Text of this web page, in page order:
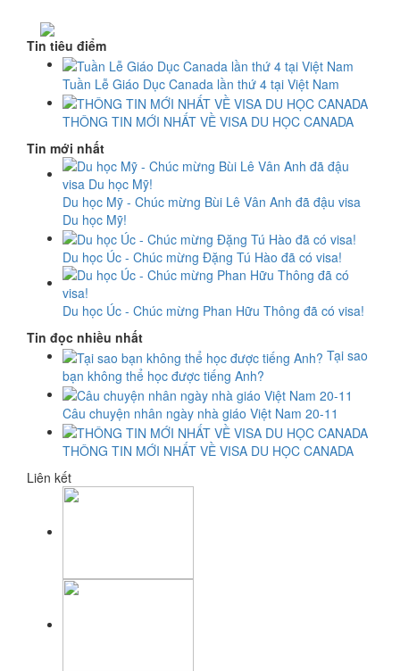
Tin tiêu điểm
Tuần Lễ Giáo Dục Canada lần thứ 4 tại Việt Nam
THÔNG TIN MỚI NHẤT VỀ VISA DU HỌC CANADA
Tin mới nhất
Du học Mỹ - Chúc mừng Bùi Lê Vân Anh đã đậu visa
Du học Mỹ!
Du học Úc - Chúc mừng Đặng Tú Hào đã có visa!
Du học Úc - Chúc mừng Phan Hữu Thông đã có visa!
Tin đọc nhiều nhất
Tại sao
bạn không thể học được tiếng Anh?
Câu chuyện nhân ngày nhà giáo Việt Nam 20-11
THÔNG TIN MỚI NHẤT VỀ VISA DU HỌC CANADA
Liên kết